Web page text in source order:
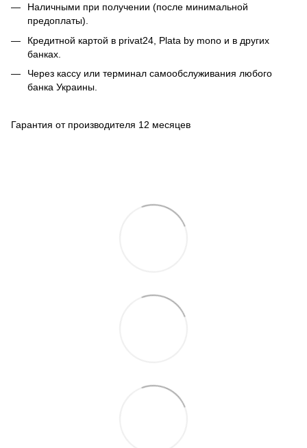
Наличными при получении (после минимальной
предоплаты).
Кредитной картой в privat24, Plata by mono и в других
банках.
Через кассу или терминал самообслуживания любого
банка Украины.
Гарантия от производителя 12 месяцев